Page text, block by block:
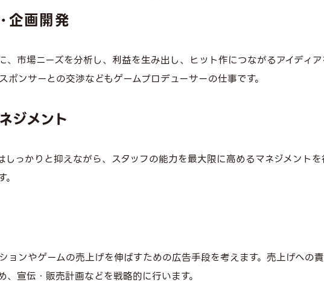
企画開発
、市場ニーズを分析し、利益を生み出し、ヒット作につながるアイディ
ポンサーとの交渉などもゲームプロデューサーの仕事です。
ジメント
しっかりと抑えながら、スタッフの能力を最大限に高めるマネジメント
ョンやゲームの売上げを伸ばすための広告手段を考えます。売上げへの
、宣伝・販売計画などを戦略的に行います。